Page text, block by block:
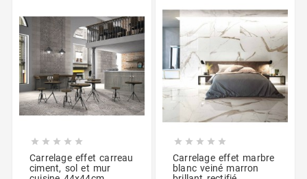
    
Carrelage effet carreau
ciment, sol et mur
    
Carrelage effet marbre
blanc veiné marron